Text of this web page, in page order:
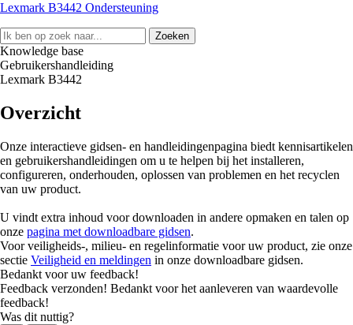
Lexmark B3442 Ondersteuning
Zoeken
Knowledge base
Gebruikershandleiding
Lexmark B3442
Overzicht
Onze interactieve gidsen- en handleidingenpagina biedt kennisartikelen
en gebruikershandleidingen om u te helpen bij het installeren,
configureren, onderhouden, oplossen van problemen en het recyclen
van uw product.
U vindt extra inhoud voor downloaden in andere opmaken en talen op
onze pagina met downloadbare gidsen.
Voor veiligheids-, milieu- en regelinformatie voor uw product, zie onze
sectie Veiligheid en meldingen in onze downloadbare gidsen.
Bedankt voor uw feedback!
Feedback verzonden! Bedankt voor het aanleveren van waardevolle
feedback!
Was dit nuttig?